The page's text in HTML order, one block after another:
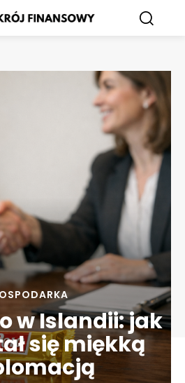
w Islandii: jak
się miękką